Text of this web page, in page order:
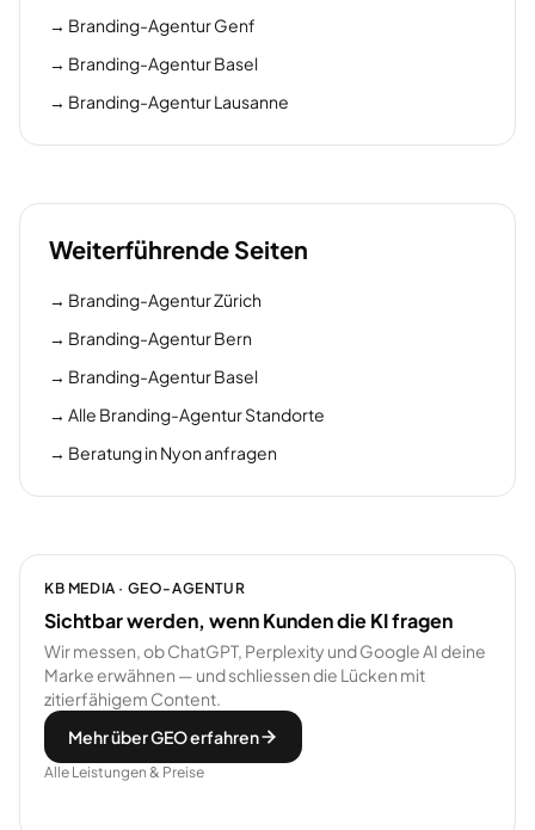
→ Branding-Agentur Genf
→ Branding-Agentur Basel
→ Branding-Agentur Lausanne
Weiterführende Seiten
→ Branding-Agentur Zürich
→ Branding-Agentur Bern
→ Branding-Agentur Basel
→ Alle Branding-Agentur Standorte
→ Beratung in Nyon anfragen
KB MEDIA · GEO-AGENTUR
Sichtbar werden, wenn Kunden die KI fragen
Wir messen, ob ChatGPT, Perplexity und Google AI deine
Marke erwähnen — und schliessen die Lücken mit
zitierfähigem Content.
Mehr über GEO erfahren
Alle Leistungen & Preise